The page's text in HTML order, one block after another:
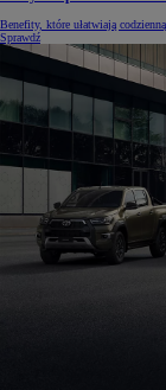
Benefity, które ułatwiają
Sprawdź